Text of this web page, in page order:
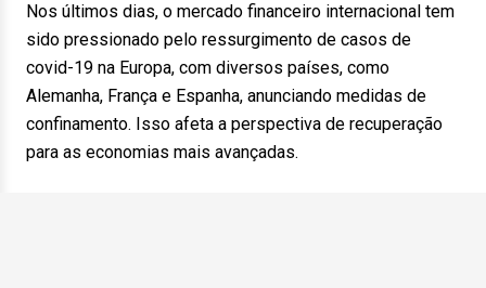
Nos últimos dias, o mercado financeiro internacional tem
sido pressionado pelo ressurgimento de casos de
covid-19 na Europa, com diversos países, como
Alemanha, França e Espanha, anunciando medidas de
confinamento. Isso afeta a perspectiva de recuperação
para as economias mais avançadas.